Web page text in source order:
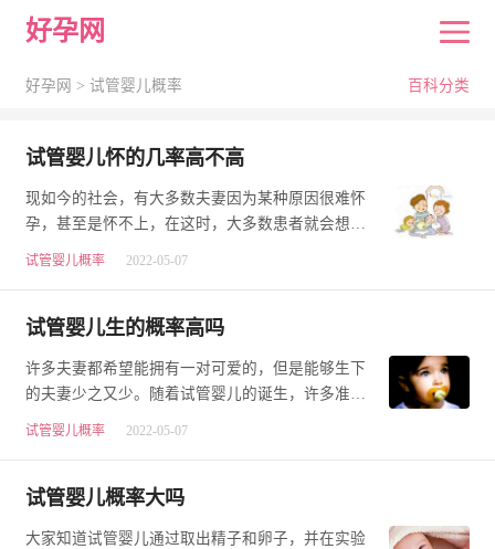
好孕网
好孕网 > 试管婴儿概率 百科分类
试管婴儿怀的几率高不高
现如今的社会，有大多数夫妻因为某种原因很难怀
孕，甚至是怀不上，在这时，大多数患者就会想到
试管婴儿助孕。下面来看看试管婴儿怀的几率高不
试管婴儿概率 2022-05-07
试管婴儿生的概率高吗
许多夫妻都希望能拥有一对可爱的，但是能够生下
的夫妻少之又少。随着试管婴儿的诞生，许多准父
母都会想到做试管婴儿能生。下面来看看试管婴儿
试管婴儿概率 2022-05-07
试管婴儿概率大吗
大家知道试管婴儿通过取出精子和卵子，并在实验